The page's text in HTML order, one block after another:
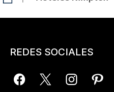
REDES SOCIALES